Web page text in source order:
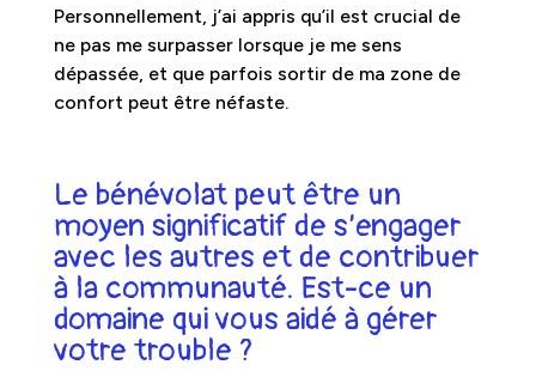
Personnellement, j’ai appris qu’il est crucial de
ne pas me surpasser lorsque je me sens
dépassée, et que parfois sortir de ma zone de
confort peut être néfaste.
Le bénévolat peut être un
moyen significatif de s’engager
avec les autres et de contribuer
à la communauté. Est-ce un
domaine qui vous aidé à gérer
votre trouble ?